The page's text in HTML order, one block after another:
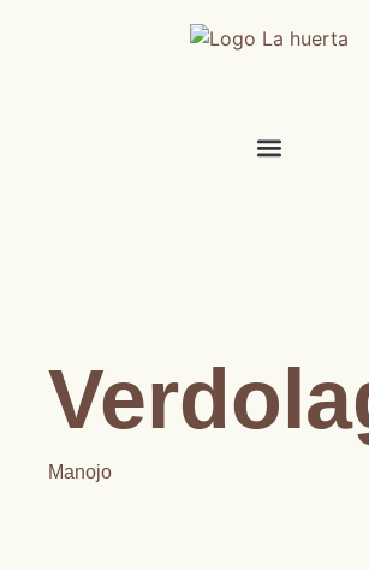
Manojo